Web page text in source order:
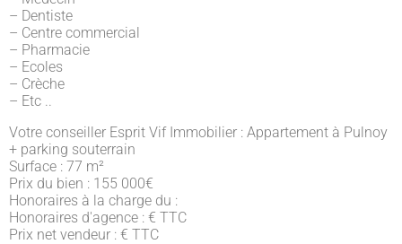
– Dentiste
– Centre commercial
– Pharmacie
– Ecoles
– Crèche
– Etc ..
Votre conseiller Esprit Vif Immobilier : Appartement à Pulnoy
+ parking souterrain
Surface : 77 m²
Prix du bien : 155 000€
Honoraires à la charge du :
Honoraires d'agence : € TTC
Prix net vendeur : € TTC